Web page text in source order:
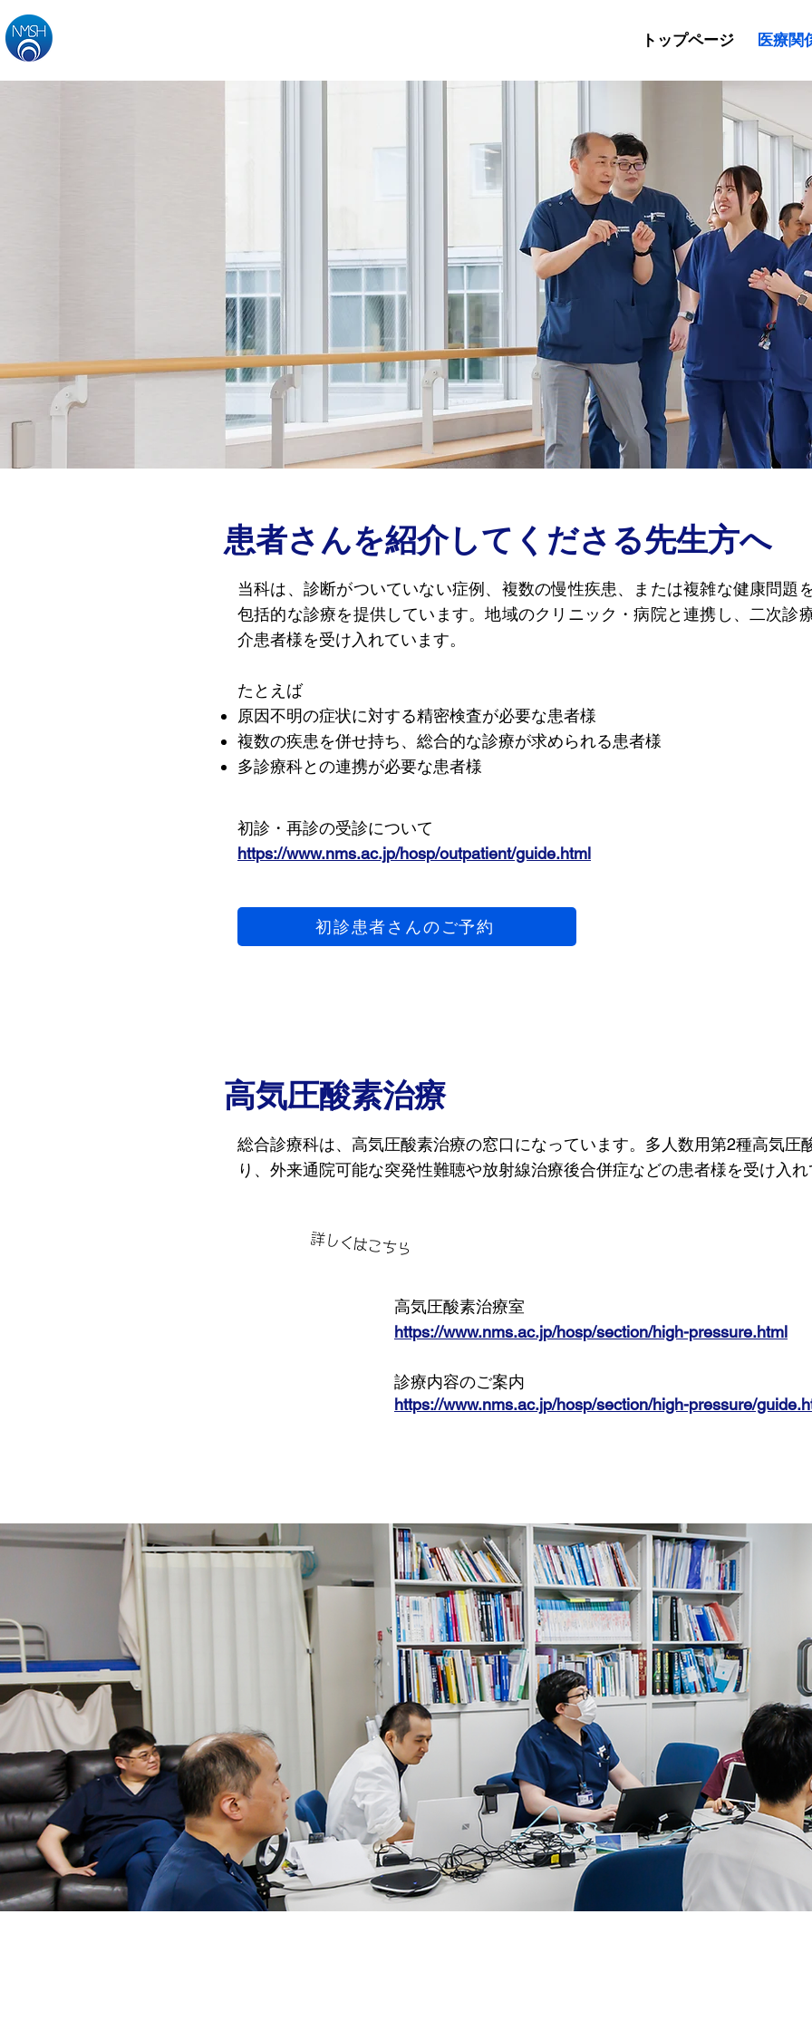
トップページ 医療関
患者さんを紹介してくださる先生方へ
当科は、診断がついていない症例、複数の慢性疾患、または複雑な健康問題
包括的な診療を提供しています。地域のクリニック・病院と連携し、二次診
介患者様を受け入れています。
たとえば
原因不明の症状に対する精密検査が必要な患者様
複数の疾患を併せ持ち、総合的な診療が求められる患者様
多診療科との連携が必要な患者様
初診・再診の受診について
https://www.nms.ac.jp/hosp/outpatient/guide.html
初診患者さんのご予約
高気圧酸素治療
総合診療科は、高気圧酸素治療の窓口になっています。多人数用第2種高気圧
り、外来通院可能な突発性難聴や放射線治療後合併症などの患者様を受け入
高気圧酸素治療室
https://www.nms.ac.jp/hosp/section/high-pressure.html
診療内容のご案内
https://www.nms.ac.jp/hosp/section/high-pressure/
詳しくはこちら